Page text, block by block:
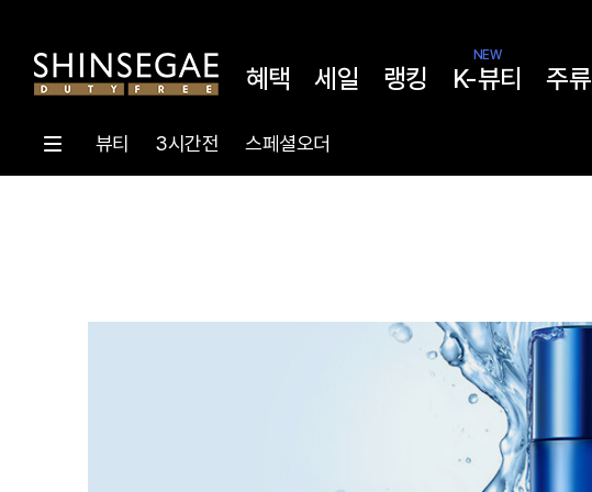
혜택 세일 랭킹 K-뷰티
NEW
주류
뷰티 3시간전 스페셜오더
몰